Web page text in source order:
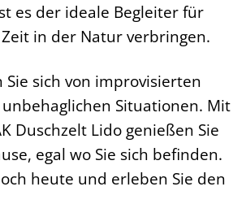
es der ideale Begleiter für
in der Natur verbringen.
Sie sich von improvisierten
Situationen. Mit
Duschzelt Lido genießen Sie
egal wo Sie sich befinden.
heute und erleben Sie den